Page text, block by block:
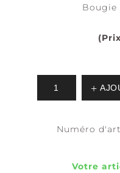
Bougie
Numéro
Votre